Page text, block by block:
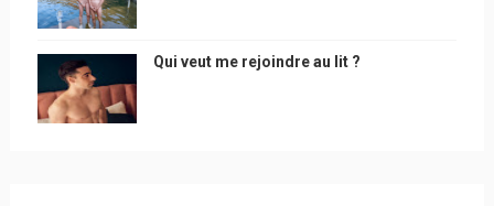
Qui veut me rejoindre au lit ?